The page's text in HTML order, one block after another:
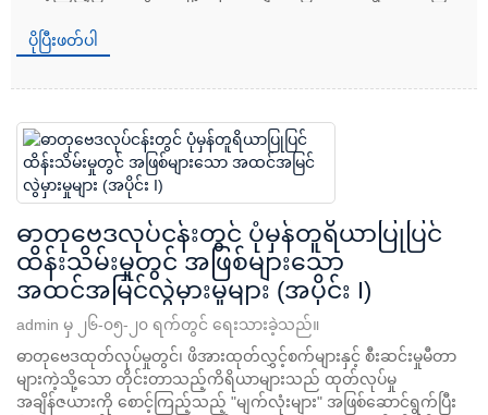
ပိုပြီးဖတ်ပါ
ဓာတုဗေဒလုပ်ငန်းတွင် ပုံမှန်တူရိယာပြုပြင်
ထိန်းသိမ်းမှုတွင် အဖြစ်များသော
အထင်အမြင်လွဲမှားမှုများ (အပိုင်း I)
admin မှ ၂၆-၀၅-၂၀ ရက်တွင် ရေးသားခဲ့သည်။
ဓာတုဗေဒထုတ်လုပ်မှုတွင်၊ ဖိအားထုတ်လွှင့်စက်များနှင့် စီးဆင်းမှုမီတာ
များကဲ့သို့သော တိုင်းတာသည့်ကိရိယာများသည် ထုတ်လုပ်မှု
အချိန်ဇယားကို စောင့်ကြည့်သည့် "မျက်လုံးများ" အဖြစ်ဆောင်ရွက်ပြီး